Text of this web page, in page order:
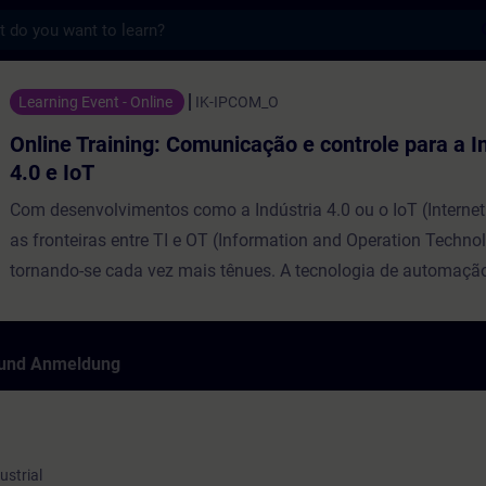
Comunicação e controle para a
Learning Event - Online IK-IPCOM_O
Online Training: Comunicação e controle para a
4.0 e IoT
Com desenvolvimentos como a Indústria 4.0 ou o IoT
as fronteiras entre TI e OT (Information and Operation
tornando-se cada vez mais tênues. A tecnologia de
daremos uma visão geral dos padrões de comunicação atuais,
opções para conectar os controladores SIMATIC aos níveis
Anmeldung